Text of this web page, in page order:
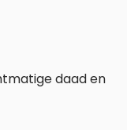
daad en